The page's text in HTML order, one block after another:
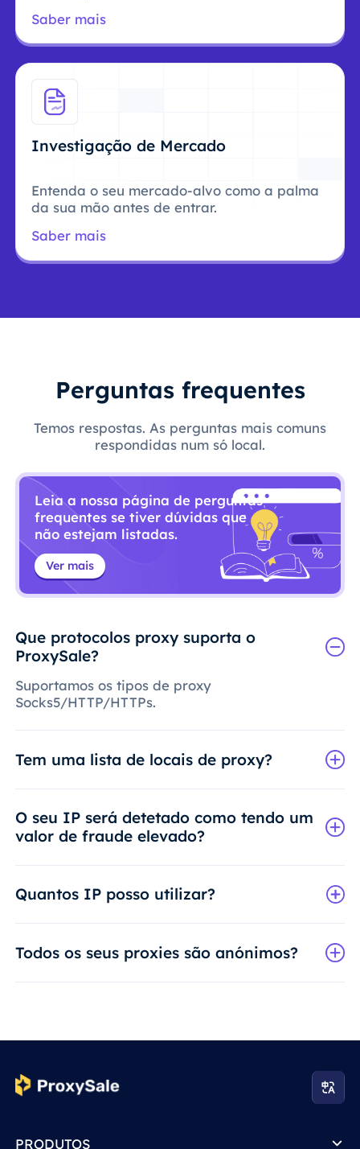
Saber mais
Investigação de Mercado
Entenda o seu mercado-alvo como a palma
da sua mão antes de entrar.
Saber mais
Perguntas frequentes
Temos respostas. As perguntas mais comuns
respondidas num só local.
Leia a nossa página de perguntas
frequentes se tiver dúvidas que
não estejam listadas.
Ver mais
Que protocolos proxy suporta o
ProxySale?
Suportamos os tipos de proxy
Socks5/HTTP/HTTPs.
Tem uma lista de locais de proxy?
O seu IP será detetado como tendo um
valor de fraude elevado?
Quantos IP posso utilizar?
Todos os seus proxies são anónimos?
PRODUTOS